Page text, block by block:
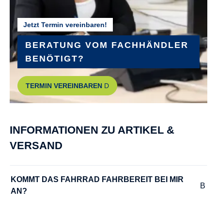
GEPÄCKTRÄGER :
KTM tour snap-it 2.0/monkeyload
GEWICHT :
ca. 28,7 kg
GRIP ERGON GP10
Jetzt Termin vereinbaren!
BERATUNG VOM FACHHÄNDLER
BENÖTIGT?
TERMIN VEREINBAREN
INFORMATIONEN ZU ARTIKEL &
VERSAND
KOMMT DAS FAHRRAD FAHRBEREIT BEI MIR
AN?